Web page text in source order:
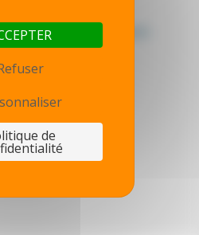
de confidentialité
de